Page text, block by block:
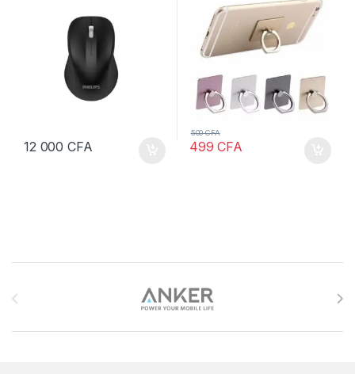
12 000CFA 499CFA
500CFA